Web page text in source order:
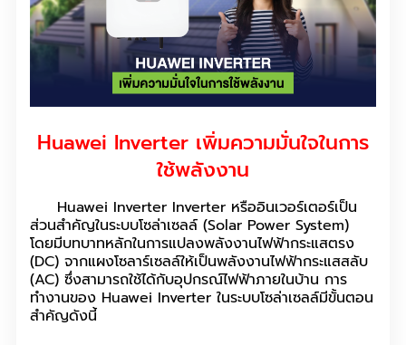
Huawei Inverter เพิ่มความมั่นใจในการ
ใช้พลังงาน
Huawei Inverter Inverter หรืออินเวอร์เตอร์เป็น
ส่วนสำคัญในระบบโซล่าเซลล์ (Solar Power System)
โดยมีบทบาทหลักในการแปลงพลังงานไฟฟ้ากระแสตรง
(DC) จากแผงโซลาร์เซลล์ให้เป็นพลังงานไฟฟ้ากระแสสลับ
(AC) ซึ่งสามารถใช้ได้กับอุปกรณ์ไฟฟ้าภายในบ้าน การ
ทำงานของ Huawei Inverter ในระบบโซล่าเซลล์มีขั้นตอน
สำคัญดังนี้